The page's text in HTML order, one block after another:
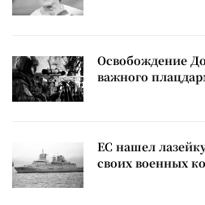
Освобождение
важного
ЕС нашел
своих военных